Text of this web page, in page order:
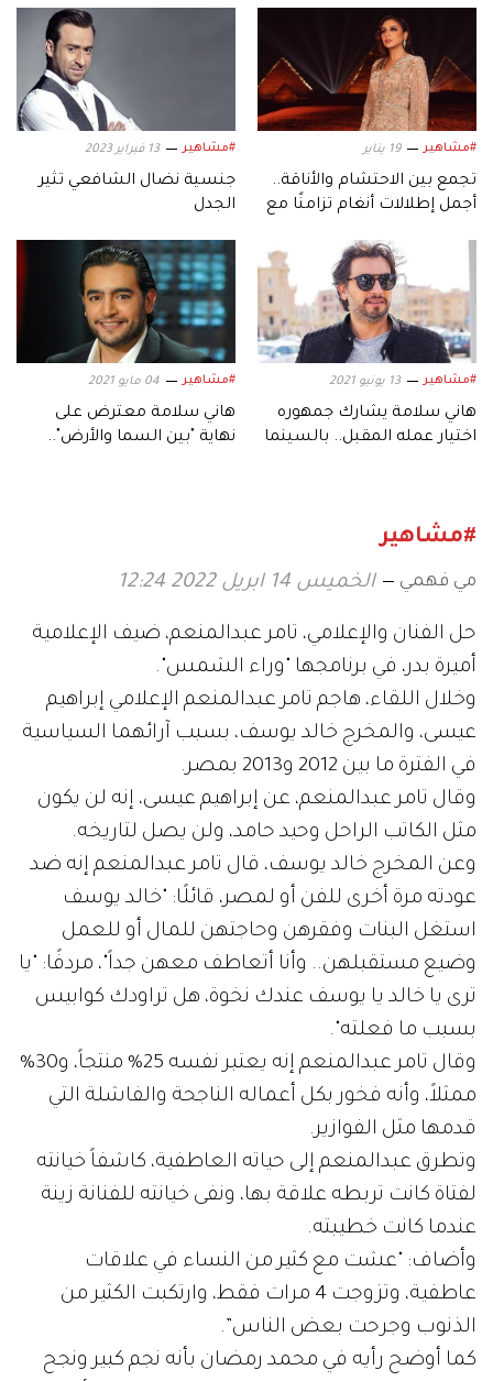
#مشاهير 19 يناير
تجمع بين الاحتشام والأناقة..
أجمل إطلالات أنغام تزامنًا مع
#مشاهير 13 فبراير 2023
جنسية نضال الشافعي تثير
الجدل
#مشاهير 13 يونيو 2021
هاني سلامة يشارك جمهوره
اختيار عمله المقبل.. بالسينما
#مشاهير 04 مايو 2021
هاني سلامة معترض على
نهاية "بين السما والأرض"..
#مشاهير
مي فهمي الخميس 14 ابريل 2022 12:24
حل الفنان والإعلامي، تامر عبدالمنعم، ضيف الإعلامية
أميرة بدر، في برنامجها "وراء الشمس".
وخلال اللقاء، هاجم تامر عبدالمنعم الإعلامي إبراهيم
عيسى، والمخرج خالد يوسف، بسبب آرائهما السياسية
في الفترة ما بين 2012 و2013 بمصر.
وقال تامر عبدالمنعم، عن إبراهيم عيسى، إنه لن يكون
مثل الكاتب الراحل وحيد حامد، ولن يصل لتاريخه.
وعن المخرج خالد يوسف، قال تامر عبدالمنعم إنه ضد
عودته مرة أخرى للفن أو لمصر، قائلًا: "خالد يوسف
استغل البنات وفقرهن وحاجتهن للمال أو للعمل
وضيع مستقبلهن.. وأنا أتعاطف معهن جداً"، مردفًا: "يا
ترى يا خالد يا يوسف عندك نخوة، هل تراودك كوابيس
بسبب ما فعلته".
وقال تامر عبدالمنعم إنه يعتبر نفسه 25% منتجاً، و30%
ممثلاً، وأنه فخور بكل أعماله الناجحة والفاشلة التي
قدمها مثل الفوازير.
وتطرق عبدالمنعم إلى حياته العاطفية، كاشفاً خيانته
لفتاة كانت تربطه علاقة بها، ونفى خيانته للفنانة زينة
عندما كانت خطيبته.
وأضاف: "عشت مع كثير من النساء في علاقات
عاطفية، وتزوجت 4 مرات فقط، وارتكبت الكثير من
الذنوب وجرحت بعض الناس”.
كما أوضح رأيه في محمد رمضان بأنه نجم كبير ونجح